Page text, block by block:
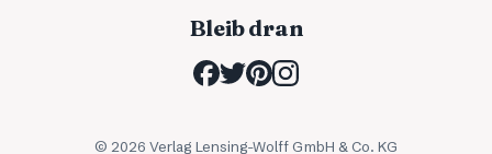
Bleib dran
© 2026 Verlag Lensing-Wolff GmbH & Co. KG